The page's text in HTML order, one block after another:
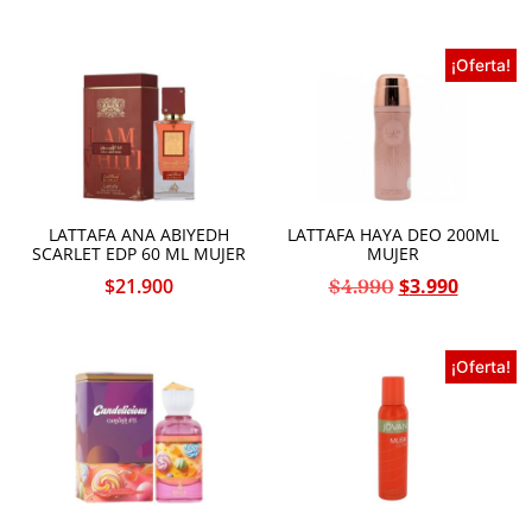
Hugo Boss
Issey Miyake
Jaguar
Jennifer Lopez
Jovan
Katy Perry
Lacoste
Lancome
Lanvin
Lattafa
Molyneux
Montblanc
Moschino
Nautica
Nike
Nina Ricci
Nusuk
LATTAFA ANA ABIYEDH
SCARLET EDP 60 ML MUJER
$21.900
¡Oferta!
LATTAFA HAYA DEO 200ML
MUJER
$4.990 $3.990
¡Oferta!